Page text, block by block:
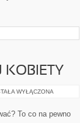
KOBIETY
WYŁĄCZONA
To co na pewno